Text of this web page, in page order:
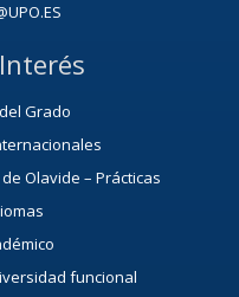
Grado
Olavide – Prácticas
funcional